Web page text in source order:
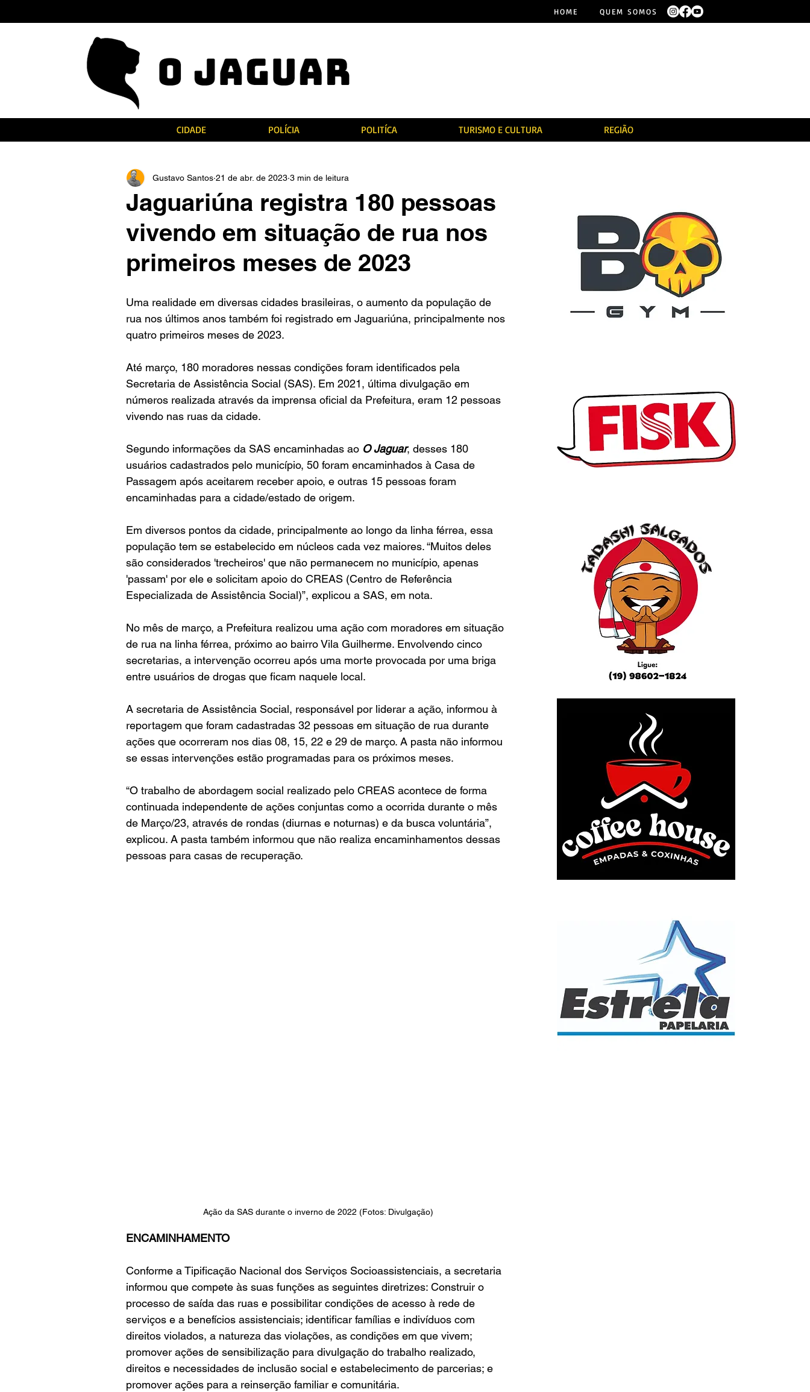
HOME QUEM SOMOS
CIDADE POLÍCIA POLITÍCA TURISMO E CULTURA REGIÃO
Jaguariúna registra 180 pessoas
vivendo em situação de rua nos
primeiros meses de 2023
Gustavo Santos 21 de abr. de 2023 3 min de leitura
Uma realidade em diversas cidades brasileiras, o aumento da população de
rua nos últimos anos também foi registrado em Jaguariúna, principalmente nos
quatro primeiros meses de 2023.
Até março, 180 moradores nessas condições foram identificados pela
Secretaria de Assistência Social (SAS). Em 2021, última divulgação em
números realizada através da imprensa oficial da Prefeitura, eram 12 pessoas
vivendo nas ruas da cidade.
Segundo informações da SAS encaminhadas ao O Jaguar, desses 180
usuários cadastrados pelo município, 50 foram encaminhados à Casa de
Passagem após aceitarem receber apoio, e outras 15 pessoas foram
encaminhadas para a cidade/estado de origem.
Em diversos pontos da cidade, principalmente ao longo da linha férrea, essa
população tem se estabelecido em núcleos cada vez maiores. “Muitos deles
são considerados 'trecheiros' que não permanecem no município, apenas
'passam' por ele e solicitam apoio do CREAS (Centro de Referência
Especializada de Assistência Social)”, explicou a SAS, em nota.
No mês de março, a Prefeitura realizou uma ação com moradores em situação
de rua na linha férrea, próximo ao bairro Vila Guilherme. Envolvendo cinco
secretarias, a intervenção ocorreu após uma morte provocada por uma briga
entre usuários de drogas que ficam naquele local.
A secretaria de Assistência Social, responsável por liderar a ação, informou à
reportagem que foram cadastradas 32 pessoas em situação de rua durante
ações que ocorreram nos dias 08, 15, 22 e 29 de março. A pasta não informou
se essas intervenções estão programadas para os próximos meses.
“O trabalho de abordagem social realizado pelo CREAS acontece de forma
continuada independente de ações conjuntas como a ocorrida durante o mês
de Março/23, através de rondas (diurnas e noturnas) e da busca voluntária”,
explicou. A pasta também informou que não realiza encaminhamentos dessas
pessoas para casas de recuperação.
Ação da SAS durante o inverno de 2022 (Fotos: Divulgação)
ENCAMINHAMENTO
Conforme a Tipificação Nacional dos Serviços Socioassistenciais, a secretaria
informou que compete às suas funções as seguintes diretrizes: Construir o
processo de saída das ruas e possibilitar condições de acesso à rede de
serviços e a benefícios assistenciais; identificar famílias e indivíduos com
direitos violados, a natureza das violações, as condições em que vivem;
promover ações de sensibilização para divulgação do trabalho realizado,
direitos e necessidades de inclusão social e estabelecimento de parcerias; e
promover ações para a reinserção familiar e comunitária.